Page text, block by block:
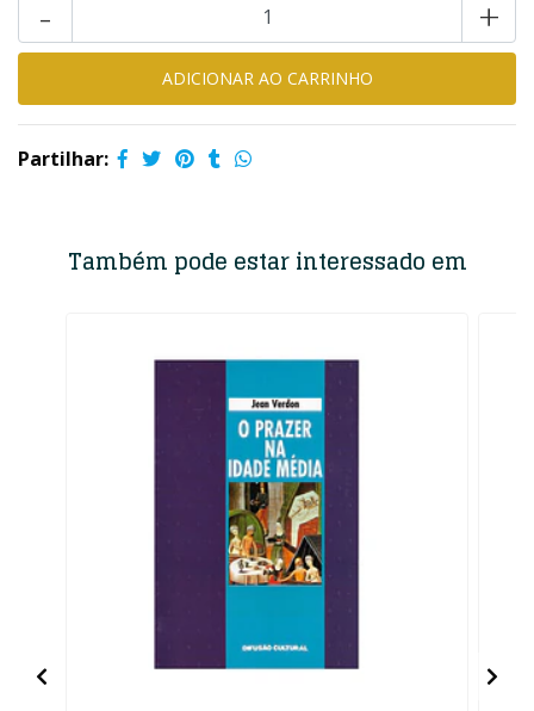
+
-
Partilhar:
Também pode estar interessado em